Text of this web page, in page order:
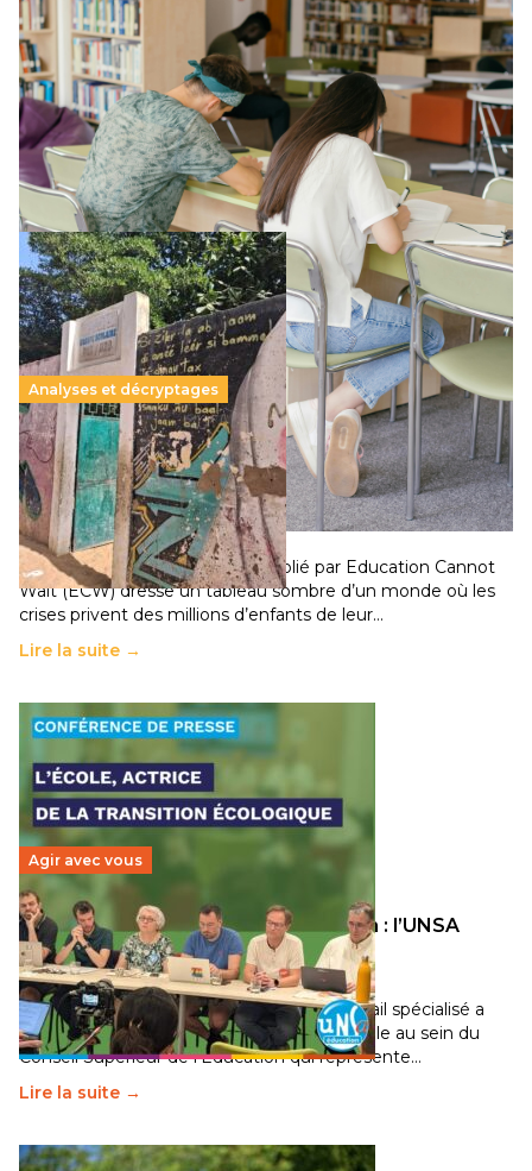
Supérieur privé : une dérive qui met à mal la
promesse républicaine
11 juillet 2026-
Le projet de loi sur la régulation de l’enseignement
supérieur privé met en lumière l’amplification d’un système
qui relègue l’acte pédagogique au superfétatoire, voire à…
Lire la suite →
Analyses et décryptages
258 millions d’enfants victimes de la guerre, des
chocs climatiques et des déplacements de
population
11 juillet 2026- National
Un nouveau rapport mondial publié par Education Cannot
Wait (ECW) dresse un tableau sombre d’un monde où les
crises privent des millions d’enfants de leur…
Lire la suite →
Agir avec vous
Transition écologique de l’éducation : l’UNSA
Éducation fait bouger les lignes
30 juin 2026-National
Pendant plusieurs mois, un groupe de travail spécialisé a
travaillé sur la transition écologique de l’Ecole au sein du
Conseil Supérieur de l’Éducation qui représente…
Lire la suite →